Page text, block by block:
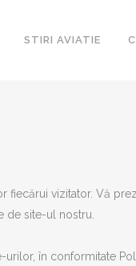
STIRI AVIATIE
fiecărui vizitator. Vă
de site-ul nostru.
în conformitate